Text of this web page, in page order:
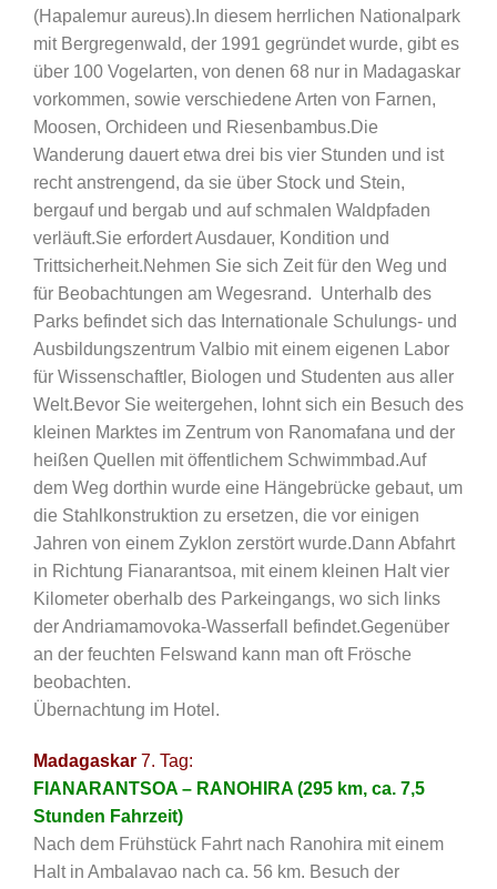
(Hapalemur aureus).In diesem herrlichen Nationalpark
mit Bergregenwald, der 1991 gegründet wurde, gibt es
über 100 Vogelarten, von denen 68 nur in Madagaskar
vorkommen, sowie verschiedene Arten von Farnen,
Moosen, Orchideen und Riesenbambus.Die
Wanderung dauert etwa drei bis vier Stunden und ist
recht anstrengend, da sie über Stock und Stein,
bergauf und bergab und auf schmalen Waldpfaden
verläuft.Sie erfordert Ausdauer, Kondition und
Trittsicherheit.Nehmen Sie sich Zeit für den Weg und
für Beobachtungen am Wegesrand. Unterhalb des
Parks befindet sich das Internationale Schulungs- und
Ausbildungszentrum Valbio mit einem eigenen Labor
für Wissenschaftler, Biologen und Studenten aus aller
Welt.Bevor Sie weitergehen, lohnt sich ein Besuch des
kleinen Marktes im Zentrum von Ranomafana und der
heißen Quellen mit öffentlichem Schwimmbad.Auf
dem Weg dorthin wurde eine Hängebrücke gebaut, um
die Stahlkonstruktion zu ersetzen, die vor einigen
Jahren von einem Zyklon zerstört wurde.Dann Abfahrt
in Richtung Fianarantsoa, mit einem kleinen Halt vier
Kilometer oberhalb des Parkeingangs, wo sich links
der Andriamamovoka-Wasserfall befindet.Gegenüber
an der feuchten Felswand kann man oft Frösche
beobachten.
Übernachtung im Hotel.
Madagaskar 7. Tag:
FIANARANTSOA – RANOHIRA (295 km, ca. 7,5
Stunden Fahrzeit)
Nach dem Frühstück Fahrt nach Ranohira mit einem
Halt in Ambalavao nach ca. 56 km. Besuch der